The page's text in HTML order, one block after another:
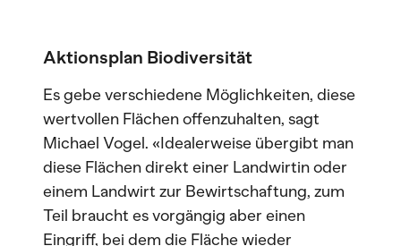
Aktionsplan Biodiversität
Es gebe verschiedene Möglichkeiten, diese
wertvollen Flächen offenzuhalten, sagt
Michael Vogel. «Idealerweise übergibt man
diese Flächen direkt einer Landwirtin oder
einem Landwirt zur Bewirtschaftung, zum
Teil braucht es vorgängig aber einen
Eingriff, bei dem die Fläche wieder